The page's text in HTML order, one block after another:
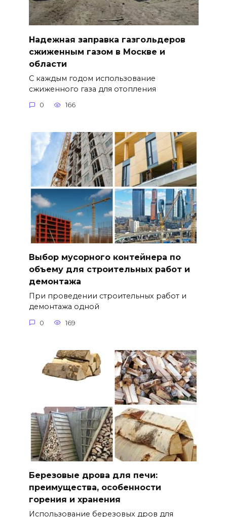
Надежная заправка газгольдеров
сжиженным газом в Москве и
области
С каждым годом использование
сжиженного газа для отопления
0 166
Выбор мусорного контейнера по
объему для строительных работ и
демонтажа
При проведении строительных работ и
демонтажа одной
0 169
Березовые дрова для печи:
преимущества, особенности
горения и хранения
Использование березовых дров для